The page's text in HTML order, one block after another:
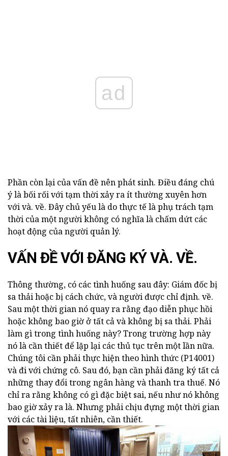
ad
Phần còn lại của vấn đề nên phát sinh. Điều đáng chú
ý là bối rối với tạm thời xảy ra ít thường xuyên hơn
với và. về. Đây chủ yếu là do thực tế là phụ trách tạm
thời của một người không có nghĩa là chấm dứt các
hoạt động của người quản lý.
VẤN ĐỀ VỚI ĐĂNG KÝ VÀ. VỀ.
Thông thường, có các tình huống sau đây: Giám đốc bị
sa thải hoặc bị cách chức, và người được chỉ định. về.
Sau một thời gian nó quay ra rằng đạo diễn phục hồi
hoặc không bao giờ ở tất cả và không bị sa thải. Phải
làm gì trong tình huống này? Trong trường hợp này
nó là cần thiết để lặp lại các thủ tục trên một lần nữa.
Chúng tôi cần phải thực hiện theo hình thức (P14001)
và đi với chứng cô. Sau đó, bạn cần phải đăng ký tất cả
những thay đổi trong ngân hàng và thanh tra thuế. Nó
chỉ ra rằng không có gì đặc biệt sai, nếu như nó không
bao giờ xảy ra là. Nhưng phải chịu đựng một thời gian
với các tài liệu, tất nhiên, cần thiết.